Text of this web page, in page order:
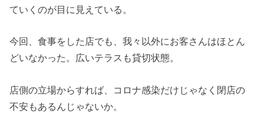
ていくのが目に見えている。
今回、食事をした店でも、我々以外にお客さんはほとん
どいなかった。広いテラスも貸切状態。
店側の立場からすれば、コロナ感染だけじゃなく閉店の
不安もあるんじゃないか。